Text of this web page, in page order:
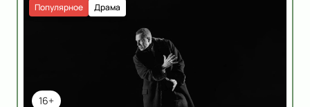
16+
Драма
Популярное